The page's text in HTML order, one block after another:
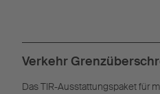
Verkehr
Das TIR-Ausstattungspaket für